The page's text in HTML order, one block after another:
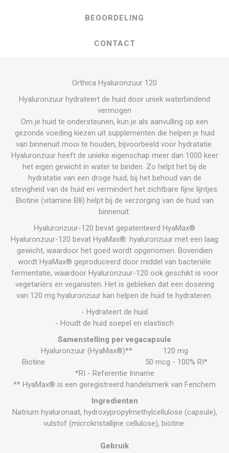
BEOORDELING
CONTACT
Orthica Hyaluronzuur 120
Hyaluronzuur hydrateert de huid door uniek waterbindend
vermogen
Om je huid te ondersteunen, kun je als aanvulling op een
gezonde voeding kiezen uit supplementen die helpen je huid
van binnenuit mooi te houden, bijvoorbeeld voor hydratatie.
Hyaluronzuur heeft de unieke eigenschap meer dan 1000 keer
het eigen gewicht in water te binden. Zo helpt het bij de
hydratatie van een droge huid, bij het behoud van de
stevigheid van de huid en vermindert het zichtbare fijne lijntjes.
Biotine (vitamine B8) helpt bij de verzorging van de huid van
binnenuit.
Hyaluronzuur-120 bevat gepatenteerd HyaMax®
Hyaluronzuur-120 bevat HyaMax®: hyaluronzuur met een laag
gewicht, waardoor het goed wordt opgenomen. Bovendien
wordt HyaMax® geproduceerd door middel van bacteriële
fermentatie, waardoor Hyaluronzuur-120 ook geschikt is voor
vegetariërs en veganisten. Het is gebleken dat een dosering
van 120 mg hyaluronzuur kan helpen de huid te hydrateren.
- Hydrateert de huid
- Houdt de huid soepel en elastisch
Samenstelling per vegacapsule
Hyaluronzuur (HyaMax®)** 120 mg
Biotine 50 mcg - 100% RI*
*RI - Referentie Inname
** HyaMax® is een geregistreerd handelsmerk van Fenchem
Ingredienten
Natrium hyaluronaat, hydroxypropylmethylcellulose (capsule),
vulstof (microkristallijne cellulose), biotine.
Gebruik